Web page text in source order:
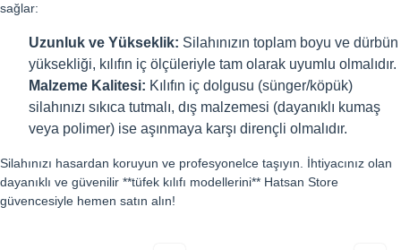
sağlar:
Uzunluk ve Yükseklik: Silahınızın toplam boyu ve dürbün
yüksekliği, kılıfın iç ölçüleriyle tam olarak uyumlu olmalıdır.
Malzeme Kalitesi: Kılıfın iç dolgusu (sünger/köpük)
silahınızı sıkıca tutmalı, dış malzemesi (dayanıklı kumaş
veya polimer) ise aşınmaya karşı dirençli olmalıdır.
Silahınızı hasardan koruyun ve profesyonelce taşıyın. İhtiyacınız olan
dayanıklı ve güvenilir **tüfek kılıfı modellerini** Hatsan Store
güvencesiyle hemen satın alın!